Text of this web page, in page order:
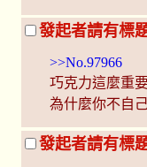
發起者請有標
>>No.97966
巧克力這麼重
為什麼你不自
發起者請有標